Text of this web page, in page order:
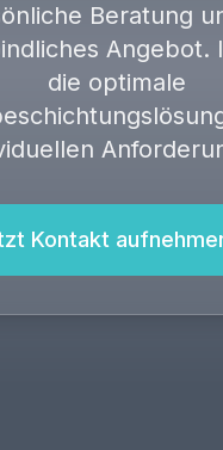
Beratung
Angebot.
die optimale
Kontakt